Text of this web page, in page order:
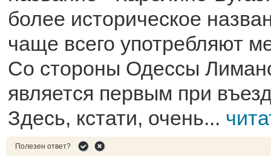
более историческое
чаще всего употребляют
Со стороны Одессы
является первым при
Здесь, кстати, очень...
Полезен ответ?